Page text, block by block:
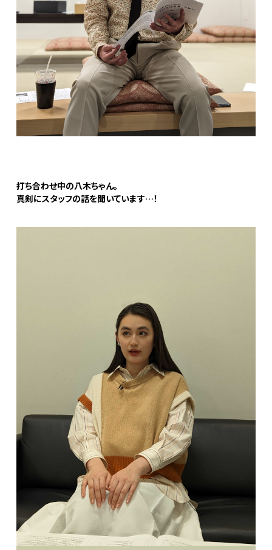
打ち合わせ中の八木ちゃん。
真剣にスタッフの話を聞いています…！